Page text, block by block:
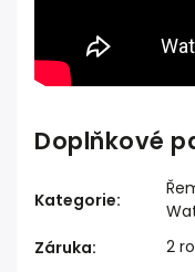
Doplňkové
Kategorie:
Záruka:
2